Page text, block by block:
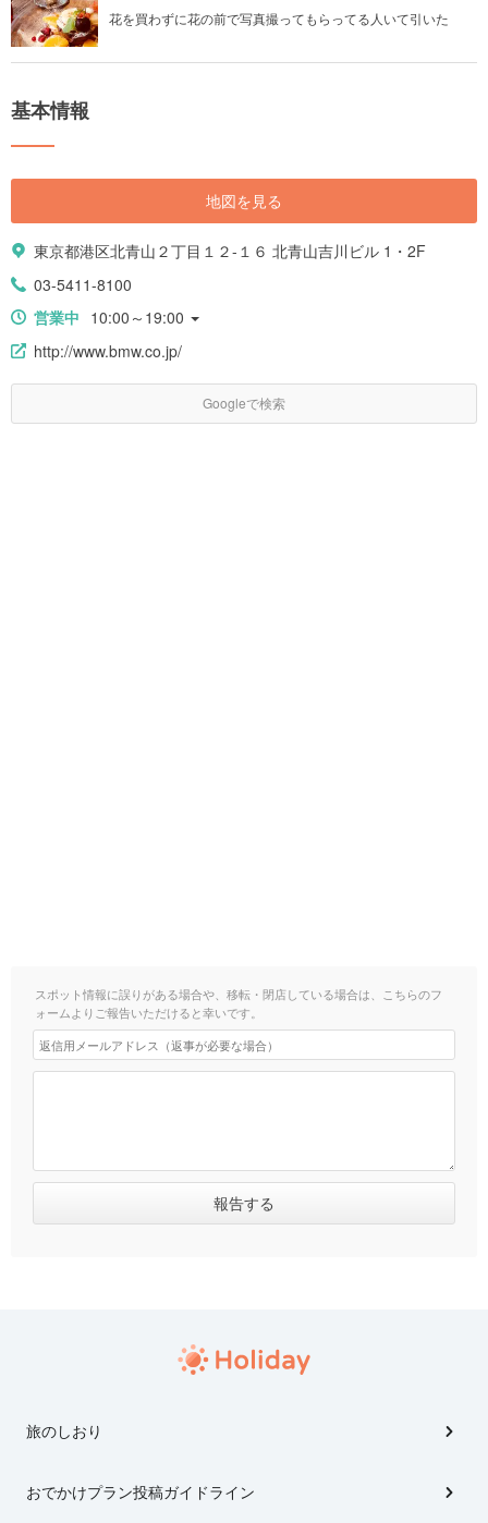
花を買わずに花の前で写真撮ってもらってる人いて引いた
基本情報
地図を見る
東京都港区北青山２丁目１２-１６ 北青山吉川ビル 1・2F
03-5411-8100
営業中 10:00～19:00
http://www.bmw.co.jp/
Googleで検索
スポット情報に誤りがある場合や、移転・閉店している場合は、こちらのフ
ォームよりご報告いただけると幸いです。
旅のしおり
おでかけプラン投稿ガイドライン